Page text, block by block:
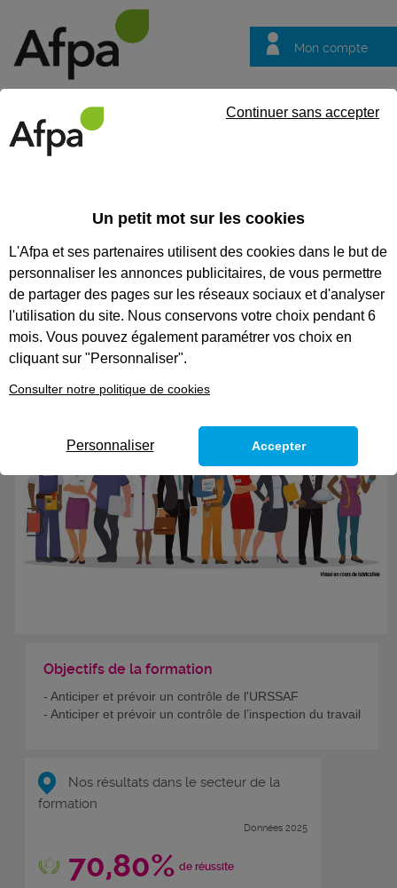
Mon compte
questions
CODES
GÉRER ET ANTICIPER LES
CONTRÔLES DE L'URSSAF ET
DE L'INSPECTION DU TRAVAIL
Objectifs de la formation
- Anticiper et prévoir un contrôle de l'URSSAF
- Anticiper et prévoir un contrôle de l’inspection du travail
Nos résultats dans le secteur de la
formation
Données 2025
70,80% de réussite
Un petit mot sur les cookies
L'Afpa et ses partenaires utilisent des cookies dans le but de
personnaliser les annonces publicitaires, de vous permettre
de partager des pages sur les réseaux sociaux et d'analyser
l'utilisation du site. Nous conservons votre choix pendant 6
mois. Vous pouvez également paramétrer vos choix en
cliquant sur "Personnaliser".
Consulter notre politique de cookies
Continuer sans accepter
Personnaliser Accepter